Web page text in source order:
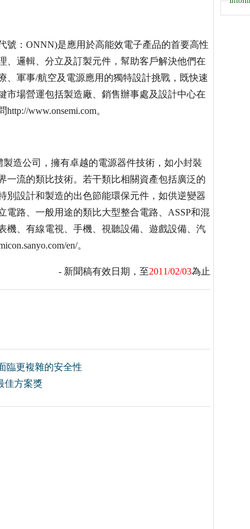
號：ONNN)是應用於高能效電子產品的首要高性
、邏輯、分立及訂製元件，幫助客戶解決他們在
軍事/航空及電源應用的獨特設計挑戰，既快速
市場營運包括製造廠、銷售辦事處及設計中心在
www.onsemi.com。
造公司，擁有卓越的電源器件技術，如小封裝
一流的類比技術。若干類比相關資產包括廣泛的
別設計和製造的出色節能環保元件，如供逆變器
路、一般用途的類比大型整合電路、ASSP和混
機、有線電視、手機、視聽設備、遊戲設備、汽
en/。
- 新聞稿有效日期，至2011/02/03為止
臨更複雜的安全性
佳方案獎